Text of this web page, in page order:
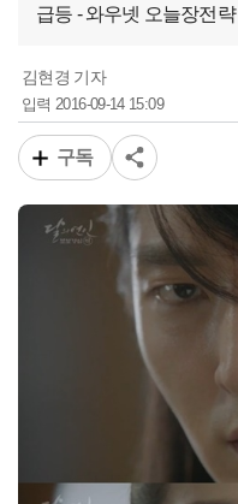
급등 - 와우넷 오늘장전략
김현경 기자
입력2016-09-14 15:09
구독